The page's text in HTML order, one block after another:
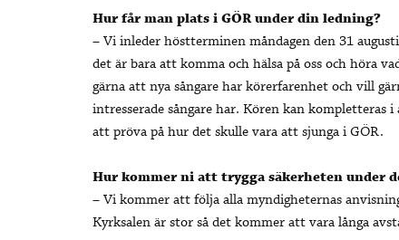
Hur får man plats i GÖR under din ledning?
– Vi inleder höstterminen måndagen den 31
det är bara att komma och hälsa på oss och höra
gärna att nya sångare har körerfarenhet och vill
intresserade sångare har. Kören kan
att pröva på hur det skulle vara att sjunga i GÖR.
Hur kommer ni att trygga säkerheten under
– Vi kommer att följa alla myndigheternas
Kyrksalen är stor så det kommer att vara långa